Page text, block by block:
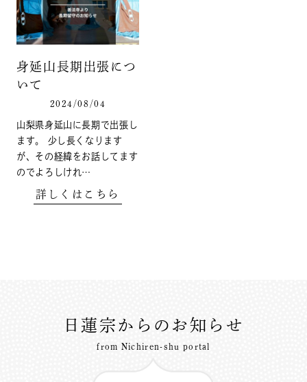
身延山長期出張につ
いて
2024/08/04
山梨県身延山に長期で出張し
ます。 少し長くなります
が、その経緯をお話してます
のでよろしけれ…
詳しくはこちら
日蓮宗からのお知らせ
from Nichiren-shu portal